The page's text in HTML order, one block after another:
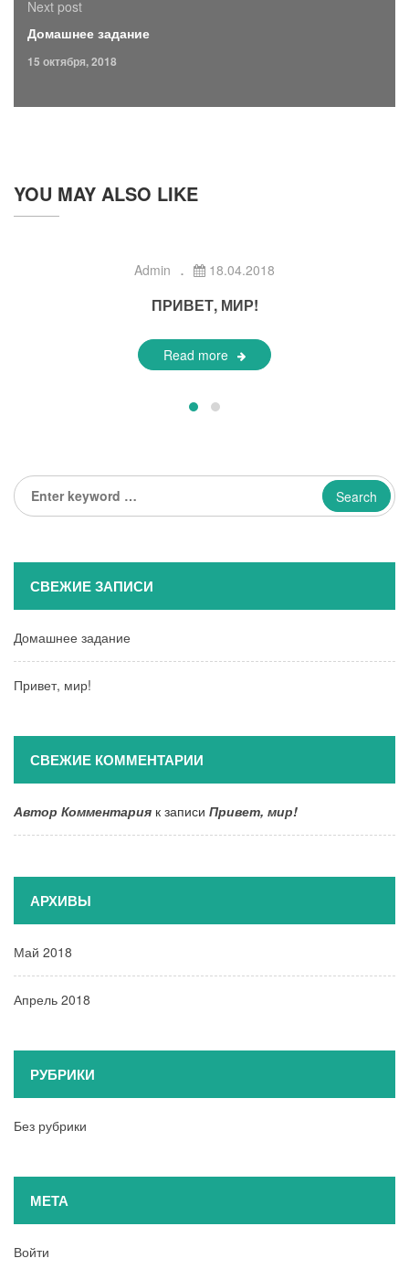
Next post
Домашнее задание
15 октября, 2018
YOU MAY ALSO LIKE
Admin 18.04.2018
ПРИВЕТ, МИР!
Read more
Enter
keyword
СВЕЖИЕ ЗАПИСИ
Домашнее задание
Привет, мир!
СВЕЖИЕ КОММЕНТАРИИ
Автор Комментария к записи Привет, мир!
АРХИВЫ
Май 2018
Апрель 2018
РУБРИКИ
Без рубрики
МЕТА
Войти